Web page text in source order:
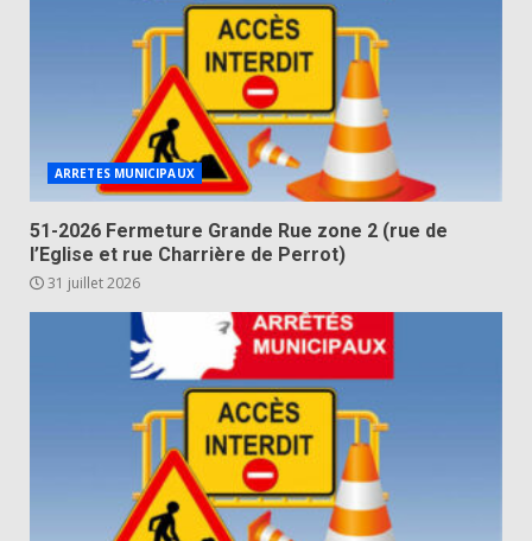
ARRETES MUNICIPAUX
51-2026 Fermeture Grande Rue zone 2 (rue de
l’Eglise et rue Charrière de Perrot)
31 juillet 2026